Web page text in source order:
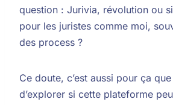
question : Jurivia, révolution ou
pour les juristes comme moi,
des process ?
Ce doute, c’est aussi pour ça que
d’explorer si cette plateforme